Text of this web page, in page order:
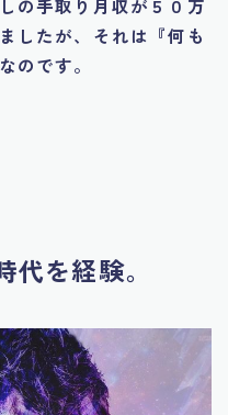
の手取り月収が５０万
したが、それは『何も
のです。
を経験。